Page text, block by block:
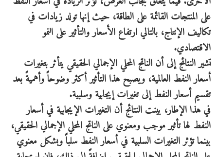
على المنتجات القائمة على الطاقة، حيث إنها تولد زيادات في
تكاليف الإنتاج، بالتالي ارتفاع الأسعار والتأثير على النمو
الاقتصادي.
تشير النتائج إلى أن الناتج المحلي الإجمالي الحقيقي يتأثر بتغيرات
أسعار النفط العالمية، ويصبح هذا التأثير أكثر وضوحاً وأهميةً بعد
تقسيم أسعار النفط إلى تغيرات إيجابية وسلبية.
في هذا الإطار، بينت النتائج أن التغيرات الإيجابية في أسعار
النفط لها تأثير موجب ومعنوي على الناتج المحلي الإجمالي الحقيقي،
بينما تؤثر التغيرات السلبية في أسعار النفط سلباً وبشكل معنوي